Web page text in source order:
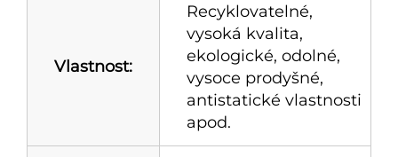
Vlastnost:
Recyklovatelné,
vysoká kvalita,
ekologické, odolné,
vysoce prodyšné,
antistatické vlastnosti
apod.